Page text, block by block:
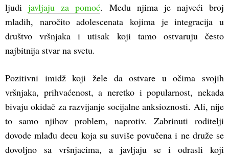
ljudijavljaju za pomoć. Među njima je najveći broj
mladih, naročito adolescenata kojima je integracija u
društvo vršnjaka i utisak koji tamo ostvaruju često
najbitnija stvar na svetu.
Pozitivni imidž koji žele da ostvare u očima svojih
vršnjaka, prihvaćenost, a neretko i popularnost, nekada
bivaju okidač za razvijanje socijalne anksioznosti. Ali, nije
to samo njihov problem, naprotiv. Zabrinuti roditelji
dovode mlađu decu koja su suviše povučena i ne druže se
dovoljno sa vršnjacima, a javljaju se i odrasli koji